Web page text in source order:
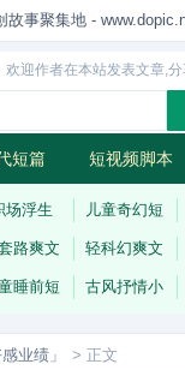
故事聚集地 -
欢迎作者在本站发表文章,
短篇 短视频脚本
连载
场浮生 儿童奇幻短
路爽文 轻科幻爽文
睡前短 古风抒情小
业绩」 > 正文